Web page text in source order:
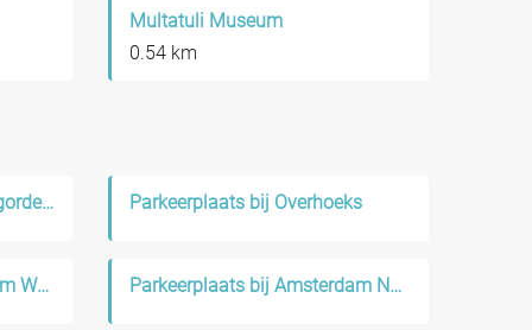
Multatuli Museum
0.54 km
Parkeerplaats bij Grachtengordel-West Parkeerplaats bij Overhoeks
Parkeerplaats bij Amsterdam West Parkeerplaats bij Amsterdam Noord